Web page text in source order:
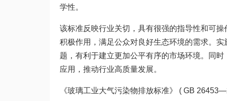
学性。
该标准反映行业关切，具有很强的指导性和可
积极作用，满足公众对良好生态环境的需求。
题，有利于建立更加公平有序的市场环境。同
应用，推动行业高质量发展。
《玻璃工业大气污染物排放标准》 ( GB